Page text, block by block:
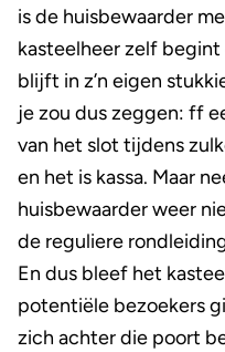
is de huisbewaarder
kasteelheer zelf begint
blijft in z’n eigen
je zou dus zeggen: ff
van het slot tijdens
en het is kassa. Maar
huisbewaarder weer
de reguliere
En dus bleef het
potentiële bezoekers
zich achter die poort